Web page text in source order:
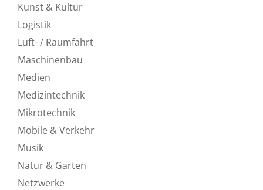
Kunst & Kultur
Logistik
Luft- / Raumfahrt
Maschinenbau
Medien
Medizintechnik
Mikrotechnik
Mobile & Verkehr
Musik
Natur & Garten
Netzwerke